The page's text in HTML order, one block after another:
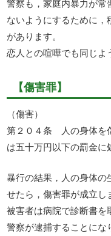
ないようにするために
があります。
恋人との喧嘩でも同じよ
【傷害罪】
（傷害）
第２０４条 人の身体を
は五十万円以下の罰金に
暴行の結果，人の身体
せたら，傷害罪が成立し
被害者は病院で診断書を
警察が逮捕することにな